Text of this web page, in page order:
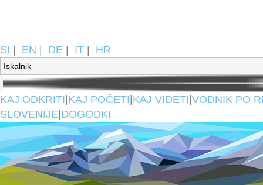
SI EN DE IT HR
KAJ ODKRITI KAJ POČETI KAJ VIDETI VODNIK PO
SLOVENIJE DOGODKI